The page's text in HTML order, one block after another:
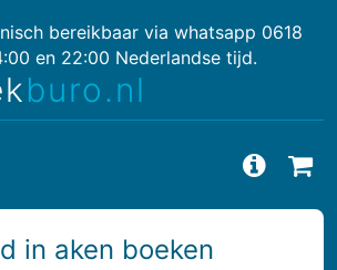
bereikbaar via whatsapp 0618
en 22:00 Nederlandse tijd.
buro.nl
in aken boeken